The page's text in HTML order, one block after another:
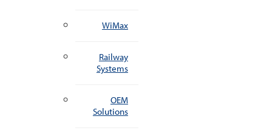
WiMax
Railway
Systems
OEM
Solutions